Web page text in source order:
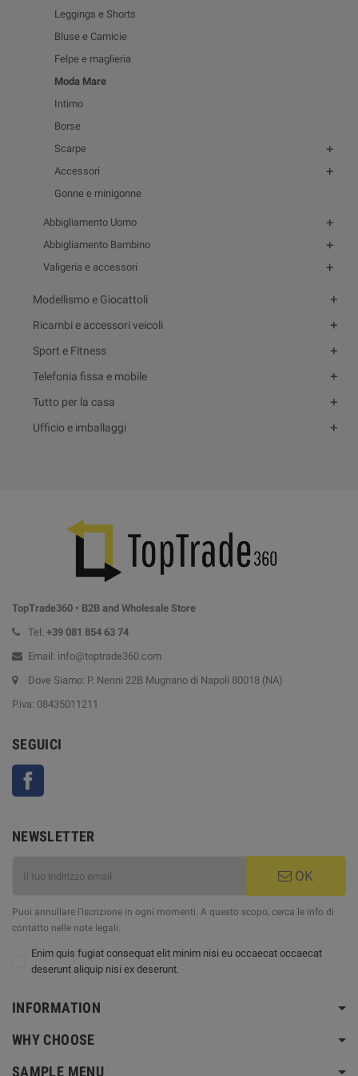
Leggings e Shorts
Bluse e Camicie
Felpe e maglieria
Moda Mare
Intimo
Borse
Scarpe
Accessori
Gonne e minigonne
Abbigliamento Uomo
Abbigliamento Bambino
Valigeria e accessori
Modellismo e Giocattoli
Ricambi e accessori veicoli
Sport e Fitness
Telefonia fissa e mobile
Tutto per la casa
Ufficio e imballaggi
TopTrade360 • B2B and Wholesale Store
Tel: +39 081 854 63 74
Email: info@toptrade360.com
Dove Siamo: P. Nenni 22B Mugnano di Napoli 80018 (NA)
P.iva: 08435011211
SEGUICI
NEWSLETTER
OK
Puoi annullare l'iscrizione in ogni momenti. A questo scopo, cerca le info di
contatto nelle note legali.
Enim quis fugiat consequat elit minim nisi eu occaecat occaecat
deserunt aliquip nisi ex deserunt.
INFORMATION
WHY CHOOSE
SAMPLE MENU